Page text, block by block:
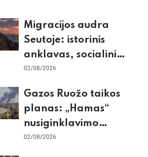
Migracijos audra
Seutoje: istorinis
anklavas, socialiniai
tinklai ir ES skilimas
02/08/2026
Gazos Ruožo taikos
planas: „Hamas“
nusiginklavimo
sąlygos, Izraelio
02/08/2026